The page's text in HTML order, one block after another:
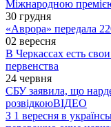
Міжнародною
30 грудня
«Аврора» передала
02 вересня
В Черкассах есть
первенства
24 червня
СБУ заявила, що
розвідкоюВІДЕО
З 1 вересня в